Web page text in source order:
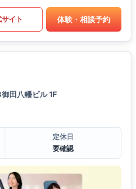
イト 体験・相談予約
田八幡ビル 1F
定休日
要確認